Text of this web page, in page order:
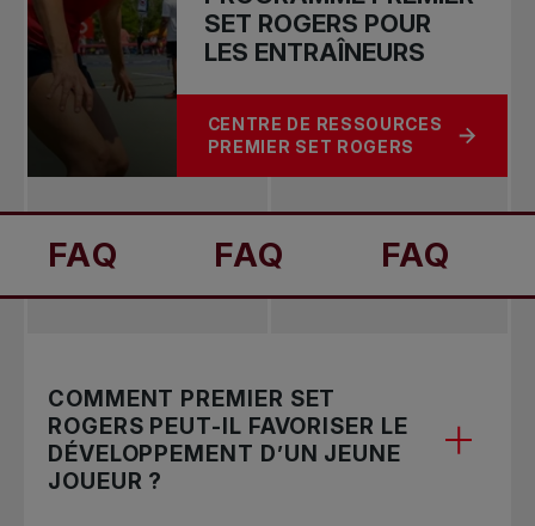
SET ROGERS POUR
LES ENTRAÎNEURS
CENTRE DE RESSOURCES
PREMIER SET ROGERS
À PROPOS DE RESSOURCES DU
FAQ FAQ FAQ
COMMENT PREMIER SET
ROGERS PEUT-IL FAVORISER LE
DÉVELOPPEMENT D’UN JEUNE
JOUEUR ?